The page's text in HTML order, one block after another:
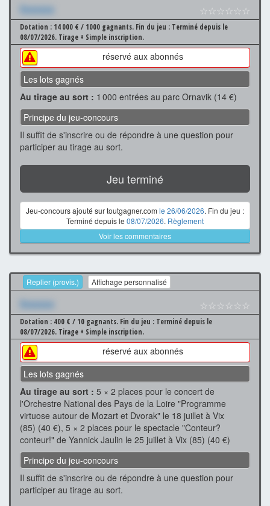
Xxxxxxx ☆☆☆☆☆☆
Dotation : 14 000 € / 1000 gagnants. Fin du jeu : Terminé depuis le
08/07/2026. Tirage + Simple inscription.
réservé aux abonnés
Les lots gagnés
Au tirage au sort : 1 000 entrées au parc Ornavik (14 €)
Principe du jeu-concours
Il suffit de s'inscrire ou de répondre à une question pour
participer au tirage au sort.
Jeu terminé
Jeu-concours ajouté sur toutgagner.com le 26/06/2026. Fin du jeu :
Terminé depuis le 08/07/2026. Règlement
Voir les commentaires
Replier (provis.) Affichage personnalisé
Xxxxxxx ☆☆☆☆☆☆
Dotation : 400 € / 10 gagnants. Fin du jeu : Terminé depuis le
08/07/2026. Tirage + Simple inscription.
réservé aux abonnés
Les lots gagnés
Au tirage au sort : 5 × 2 places pour le concert de
l'Orchestre National des Pays de la Loire "Programme
virtuose autour de Mozart et Dvorak" le 18 juillet à Vix
(85) (40 €), 5 × 2 places pour le spectacle "Conteur?
conteur!" de Yannick Jaulin le 25 juillet à Vix (85) (40 €)
Principe du jeu-concours
Il suffit de s'inscrire ou de répondre à une question pour
participer au tirage au sort.